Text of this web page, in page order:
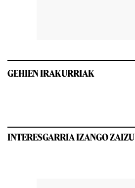
GEHIEN IRAKURRIAK
INTERESGARRIA IZANGO ZAIZU